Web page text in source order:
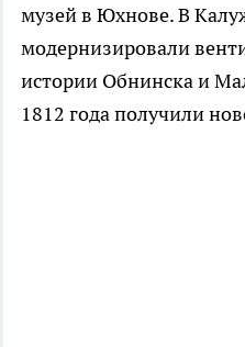
музей в Юхнове. В
модернизировали
истории Обнинска и
1812 года получили